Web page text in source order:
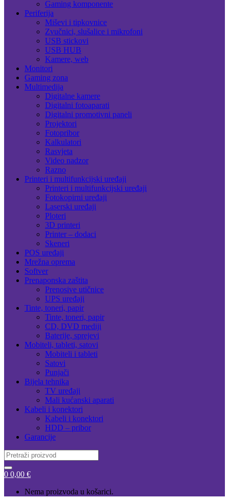
Gaming komponente
Periferija
Miševi i tipkovnice
Zvučnici, slušalice i mikrofoni
USB stickovi
USB HUB
Kamere, web
Monitori
Gaming zona
Multimedija
Digitalne kamere
Digitalni fotoaparati
Digitalni promotivni paneli
Projektori
Fotopribor
Kalkulatori
Rasvjeta
Video nadzor
Razno
Printeri i multifunkcijski uređaji
Printeri i multifunkcijski uređaji
Fotokopirni uređaji
Laserski uređaji
Ploteri
3D printeri
Printer – dodaci
Skeneri
POS uređaji
Mrežna oprema
Softver
Prenaponska zaštita
Prenosive utičnice
UPS uređaji
Tinte, toneri, papir
Tinte, toneri, papir
CD, DVD mediji
Baterije, sprejevi
Mobiteli, tableti, satovi
Mobiteli i tableti
Satovi
Punjači
Bijela tehnika
TV uređaji
Mali kućanski aparati
Kabeli i konektori
Kabeli i konektori
HDD – pribor
Garancije
Search
for:
0 0,00 €
Nema proizvoda u košarici.